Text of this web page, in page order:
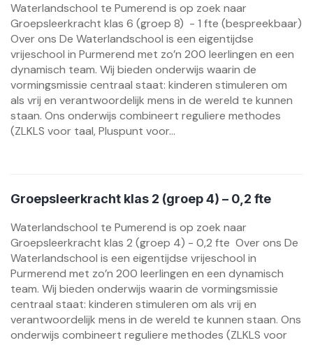
Waterlandschool te Pumerend is op zoek naar
Groepsleerkracht klas 6 (groep 8) - 1 fte (bespreekbaar)
Over ons De Waterlandschool is een eigentijdse
vrijeschool in Purmerend met zo’n 200 leerlingen en een
dynamisch team. Wij bieden onderwijs waarin de
vormingsmissie centraal staat: kinderen stimuleren om
als vrij en verantwoordelijk mens in de wereld te kunnen
staan. Ons onderwijs combineert reguliere methodes
(ZLKLS voor taal, Pluspunt voor...
Groepsleerkracht klas 2 (groep 4) – 0,2 fte
Waterlandschool te Pumerend is op zoek naar
Groepsleerkracht klas 2 (groep 4) - 0,2 fte Over ons De
Waterlandschool is een eigentijdse vrijeschool in
Purmerend met zo’n 200 leerlingen en een dynamisch
team. Wij bieden onderwijs waarin de vormingsmissie
centraal staat: kinderen stimuleren om als vrij en
verantwoordelijk mens in de wereld te kunnen staan. Ons
onderwijs combineert reguliere methodes (ZLKLS voor